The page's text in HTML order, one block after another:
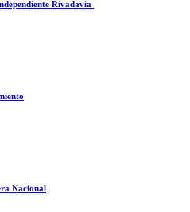
Rivadavia
Nacional